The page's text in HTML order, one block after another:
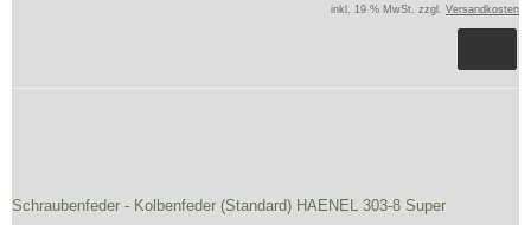
inkl. 19 % MwSt. zzgl. Versandkosten
Schraubenfeder - Kolbenfeder (Standard) HAENEL 303-8 Super